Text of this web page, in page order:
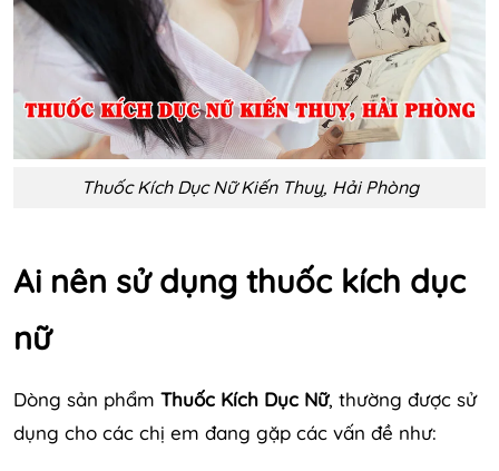
Thuốc Kích Dục Nữ Kiến Thuỵ, Hải Phòng
Ai nên sử dụng thuốc kích dục
nữ
Dòng sản phẩm Thuốc Kích Dục Nữ, thường được sử
dụng cho các chị em đang gặp các vấn đề như: